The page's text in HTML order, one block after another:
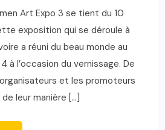
Art Expo 3 se tient du 10
exposition qui se déroule à
a réuni du beau monde au
à l’occasion du vernissage. De
et les promoteurs
leur manière […]